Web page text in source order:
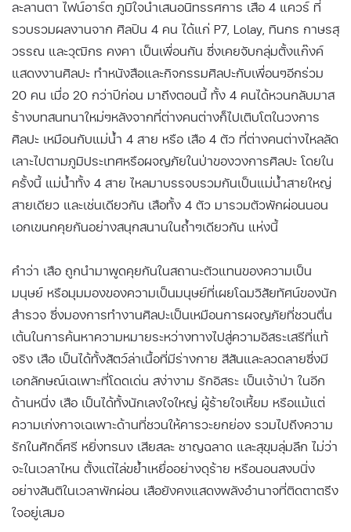
ละลานตา ไฟน์อาร์ต ภูมิใจนำเสนอนิทรรศการ เสือ 4 แควร์ ที่
รวบรวมผลงานจาก ศิลปิน 4 คน ได้แก่ P7, Lolay, ทินกร กาษรสุ
วรรณ และวุฒิกร คงคา เป็นเพื่อนกัน ซึ่งเคยจับกลุ่มตั้งแก๊งค์
แสดงงานศิลปะ ทำหนังสือและกิจกรรมศิลปะกับเพื่อนๆอีกร่วม
20 คน เมื่อ 20 กว่าปีก่อน มาถึงตอนนี้ ทั้ง 4 คนได้หวนกลับมาส
ร้างบทสนทนาใหม่ๆหลังจากที่ต่างคนต่างก็ไปเติบโตในวงการ
ศิลปะ เหมือนกับแม่น้ำ 4 สาย หรือ เสือ 4 ตัว ที่ต่างคนต่างไหลลัด
เลาะไปตามภูมิประเทศหรือผจญภัยในป่าของวงการศิลปะ โดยใน
ครั้งนี้ แม่น้ำทั้ง 4 สาย ไหลมาบรรจบรวมกันเป็นแม่น้ำสายใหญ่
สายเดียว และเช่นเดียวกัน เสือทั้ง 4 ตัว มารวมตัวพักผ่อนนอน
เอกเขนกคุยกันอย่างสนุกสนานในถ้ำๆเดียวกัน แห่งนี้
คำว่า เสือ ถูกนำมาพูดคุยกันในสถานะตัวแทนของความเป็น
มนุษย์ หรือมุมมองของความเป็นมนุษย์ที่เผยโฉมวิสัยทัศน์ของนัก
สำรวจ ซึ่งมองการทำงานศิลปะเป็นเหมือนการผจญภัยที่ชวนตื่น
เต้นในการค้นหาความหมายระหว่างทางไปสู่ความอิสระเสรีที่แท้
จริง เสือ เป็นได้ทั้งสัตว์ล่าเนื้อที่มีร่างกาย สีสันและลวดลายซึ่งมี
เอกลักษณ์เฉเพาะที่โดดเด่น สง่างาม รักอิสระ เป็นเจ้าป่า ในอีก
ด้านหนึ่ง เสือ เป็นได้ทั้งนักเลงใจใหญ่ ผู้ร้ายใจเหี้ยม หรือแม้แต่
ความเก่งกาจเฉเพาะด้านที่ชวนให้คารวะยกย่อง รวมไปถึงความ
รักในศักดิ์ศรี หยิ่งทรนง เสียสละ ชาญฉลาด และสุขุมลุ่มลึก ไม่ว่า
จะในเวลาไหน ตั้งแต่ไล่ขย้ำเหยื่ออย่างดุร้าย หรือนอนสงบนิ่ง
อย่างสันติในเวลาพักผ่อน เสือยังคงแสดงพลังอำนาจที่ติดตาตรึง
ใจอยู่เสมอ